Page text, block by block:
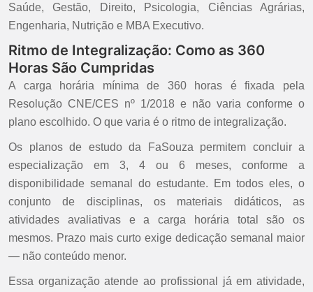
Saúde, Gestão, Direito, Psicologia, Ciências Agrárias,
Engenharia, Nutrição e MBA Executivo.
Ritmo de Integralização: Como as 360
Horas São Cumpridas
A carga horária mínima de 360 horas é fixada pela
Resolução CNE/CES nº 1/2018 e não varia conforme o
plano escolhido. O que varia é o ritmo de integralização.
Os planos de estudo da FaSouza permitem concluir a
especialização em 3, 4 ou 6 meses, conforme a
disponibilidade semanal do estudante. Em todos eles, o
conjunto de disciplinas, os materiais didáticos, as
atividades avaliativas e a carga horária total são os
mesmos. Prazo mais curto exige dedicação semanal maior
— não conteúdo menor.
Essa organização atende ao profissional já em atividade,